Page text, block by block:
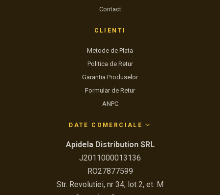
Contact
CLIENTI
Metode de Plata
Politica de Retur
Garantia Produselor
Formular de Retur
ANPC
DATE COMERCIALE
Apidela Distribution SRL
J2011000013136
RO27877599
Str. Revolutiei, nr 34, lot 2, et. M